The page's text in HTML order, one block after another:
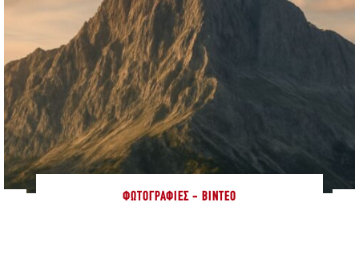
ΦΩΤΟΓΡΑΦΊΕΣ - ΒΊΝΤΕΟ